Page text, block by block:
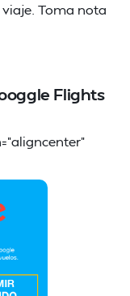
Toma nota
Flights